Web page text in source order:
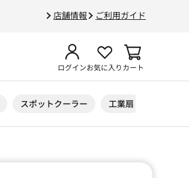
店舗情報 ご利用ガイド
ログインお気に入りカート
スポットクーラー 工業扇